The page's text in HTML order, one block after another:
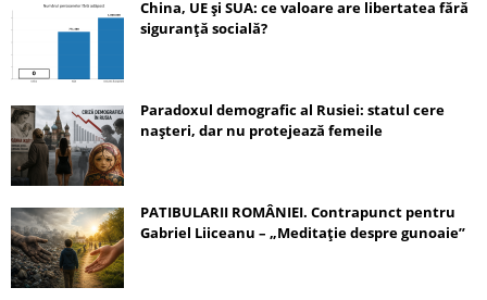
China, UE și SUA: ce valoare are libertatea fără
siguranță socială?
Paradoxul demografic al Rusiei: statul cere
nașteri, dar nu protejează femeile
PATIBULARII ROMÂNIEI. Contrapunct pentru
Gabriel Liiceanu – „Meditație despre gunoaie”